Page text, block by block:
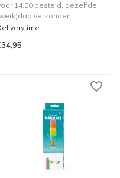
14.00 besteld, dezelfde
verzonden.